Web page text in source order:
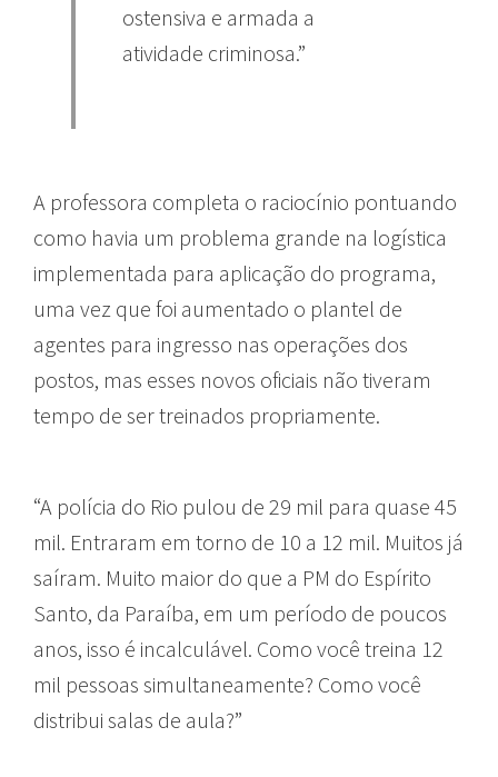
ostensiva e armada a
atividade criminosa.”
A professora completa o raciocínio pontuando
como havia um problema grande na logística
implementada para aplicação do programa,
uma vez que foi aumentado o plantel de
agentes para ingresso nas operações dos
postos, mas esses novos oficiais não tiveram
tempo de ser treinados propriamente.
“A polícia do Rio pulou de 29 mil para quase 45
mil. Entraram em torno de 10 a 12 mil. Muitos já
saíram. Muito maior do que a PM do Espírito
Santo, da Paraíba, em um período de poucos
anos, isso é incalculável. Como você treina 12
mil pessoas simultaneamente? Como você
distribui salas de aula?”